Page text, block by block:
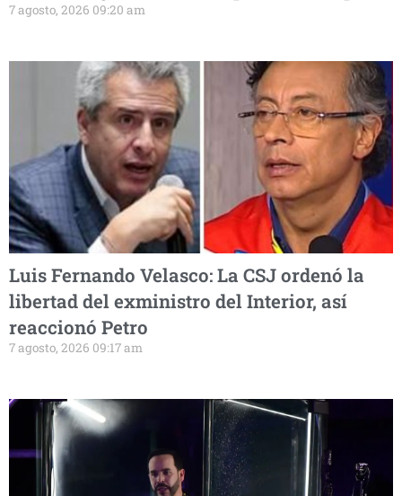
7 agosto, 2026 09:20 am
Luis Fernando Velasco: La CSJ ordenó la
libertad del exministro del Interior, así
reaccionó Petro
7 agosto, 2026 09:17 am